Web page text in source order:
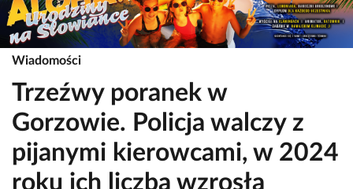
Wiadomości
Trzeźwy poranek w
Gorzowie. Policja walczy z
pijanymi kierowcami, w 2024
roku ich liczba wzrosła